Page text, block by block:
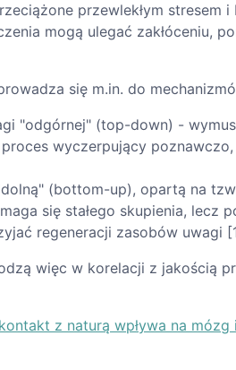
przewlekłym stresem i
mogą ulegać zakłóceniu,
się m.in. do
"odgórnej" (top-down) -
wyczerpujący
(bottom-up), opartą na
się stałego skupienia, lecz
regeneracji zasobów uwagi
więc w korelacji z jakością
z naturą wpływa na mózg i